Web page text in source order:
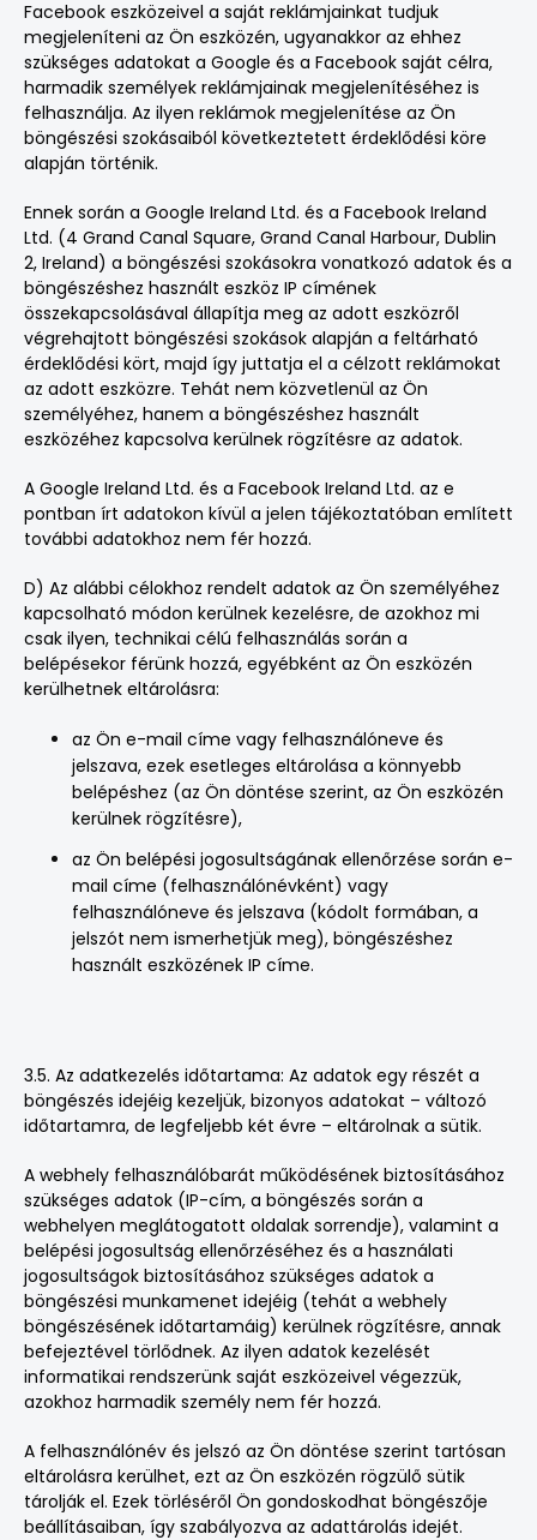
Facebook eszközeivel a saját reklámjainkat tudjuk
megjeleníteni az Ön eszközén, ugyanakkor az ehhez
szükséges adatokat a Google és a Facebook saját célra,
harmadik személyek reklámjainak megjelenítéséhez is
felhasználja. Az ilyen reklámok megjelenítése az Ön
böngészési szokásaiból következtetett érdeklődési köre
alapján történik.
Ennek során a Google Ireland Ltd. és a Facebook Ireland
Ltd. (4 Grand Canal Square, Grand Canal Harbour, Dublin
2, Ireland) a böngészési szokásokra vonatkozó adatok és a
böngészéshez használt eszköz IP címének
összekapcsolásával állapítja meg az adott eszközről
végrehajtott böngészési szokások alapján a feltárható
érdeklődési kört, majd így juttatja el a célzott reklámokat
az adott eszközre. Tehát nem közvetlenül az Ön
személyéhez, hanem a böngészéshez használt
eszközéhez kapcsolva kerülnek rögzítésre az adatok.
A Google Ireland Ltd. és a Facebook Ireland Ltd. az e
pontban írt adatokon kívül a jelen tájékoztatóban említett
további adatokhoz nem fér hozzá.
D) Az alábbi célokhoz rendelt adatok az Ön személyéhez
kapcsolható módon kerülnek kezelésre, de azokhoz mi
csak ilyen, technikai célú felhasználás során a
belépésekor férünk hozzá, egyébként az Ön eszközén
kerülhetnek eltárolásra:
az Ön e-mail címe vagy felhasználóneve és
jelszava, ezek esetleges eltárolása a könnyebb
belépéshez (az Ön döntése szerint, az Ön eszközén
kerülnek rögzítésre),
az Ön belépési jogosultságának ellenőrzése során e-
mail címe (felhasználónévként) vagy
felhasználóneve és jelszava (kódolt formában, a
jelszót nem ismerhetjük meg), böngészéshez
használt eszközének IP címe.
3.5. Az adatkezelés időtartama: Az adatok egy részét a
böngészés idejéig kezeljük, bizonyos adatokat – változó
időtartamra, de legfeljebb két évre – eltárolnak a sütik.
A webhely felhasználóbarát működésének biztosításához
szükséges adatok (IP-cím, a böngészés során a
webhelyen meglátogatott oldalak sorrendje), valamint a
belépési jogosultság ellenőrzéséhez és a használati
jogosultságok biztosításához szükséges adatok a
böngészési munkamenet idejéig (tehát a webhely
böngészésének időtartamáig) kerülnek rögzítésre, annak
befejeztével törlődnek. Az ilyen adatok kezelését
informatikai rendszerünk saját eszközeivel végezzük,
azokhoz harmadik személy nem fér hozzá.
A felhasználónév és jelszó az Ön döntése szerint tartósan
eltárolásra kerülhet, ezt az Ön eszközén rögzülő sütik
tárolják el. Ezek törléséről Ön gondoskodhat böngészője
beállításaiban, így szabályozva az adattárolás idejét.